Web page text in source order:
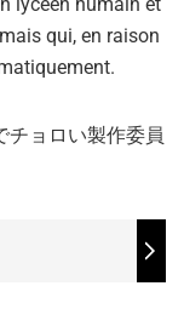
qui, en raison
チョロい製作委員